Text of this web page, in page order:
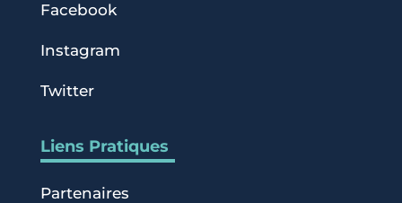
Facebook
Instagram
Twitter
Liens Pratiques
Partenaires